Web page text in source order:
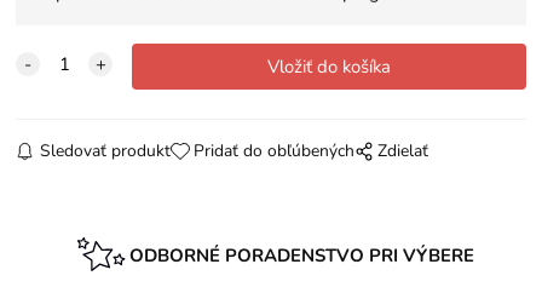
Sledovať produkt Pridať do obľúbených Zdielať
ODBORNÉ PORADENSTVO PRI VÝBERE